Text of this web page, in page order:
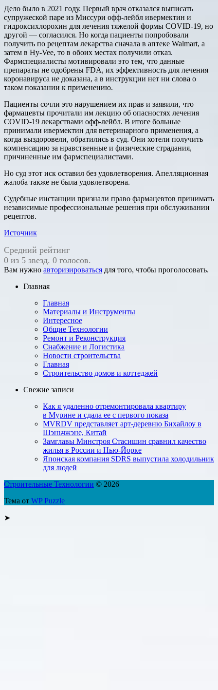
Дело было в 2021 году. Первый врач отказался выписать
супружеской паре из Миссури офф-лейбл ивермектин и
гидроксихлорохин для лечения тяжелой формы COVID-19, но
другой — согласился. Но когда пациенты попробовали
получить по рецептам лекарства сначала в аптеке Walmart, а
затем в Hy-Vee, то в обоих местах получили отказ.
Фармспециалисты мотивировали это тем, что данные
препараты не одобрены FDA, их эффективность для лечения
коронавируса не доказана, а в инструкции нет ни слова о
таком показании к применению.
Пациенты сочли это нарушением их прав и заявили, что
фармацевты прочитали им лекцию об опасностях лечения
COVID-19 лекарствами офф-лейбл. В итоге больные
принимали ивермектин для ветеринарного применения, а
когда выздоровели, обратились в суд. Они хотели получить
компенсацию за нравственные и физические страдания,
причиненные им фармспециалистами.
Но суд этот иск оставил без удовлетворения. Апелляционная
жалоба также не была удовлетворена.
Судебные инстанции признали право фармацевтов принимать
независимые профессиональные решения при обслуживании
рецептов.
Источник
Средний рейтинг
0 из 5 звезд. 0 голосов.
Вам нужно авторизироваться для того, чтобы проголосовать.
Главная
Главная
Материалы и Инструменты
Интересное
Общие Технологии
Ремонт и Реконструкция
Снабжение и Логистика
Новости строительства
Главная
Строительство домов и коттеджей
Свежие записи
Как я удаленно отремонтировала квартиру
в Мурине и сдала ее с первого показа
MVRDV представляет арт-деревню Бихайлоу в
Шэньчжэне, Китай
Замглавы Минстроя Стасишин сравнил качество
жилья в России и Нью-Йорке
Японская компания SDRS выпустила холодильник
для людей
Строительные Технологии © 2026
Тема от WP Puzzle
➤